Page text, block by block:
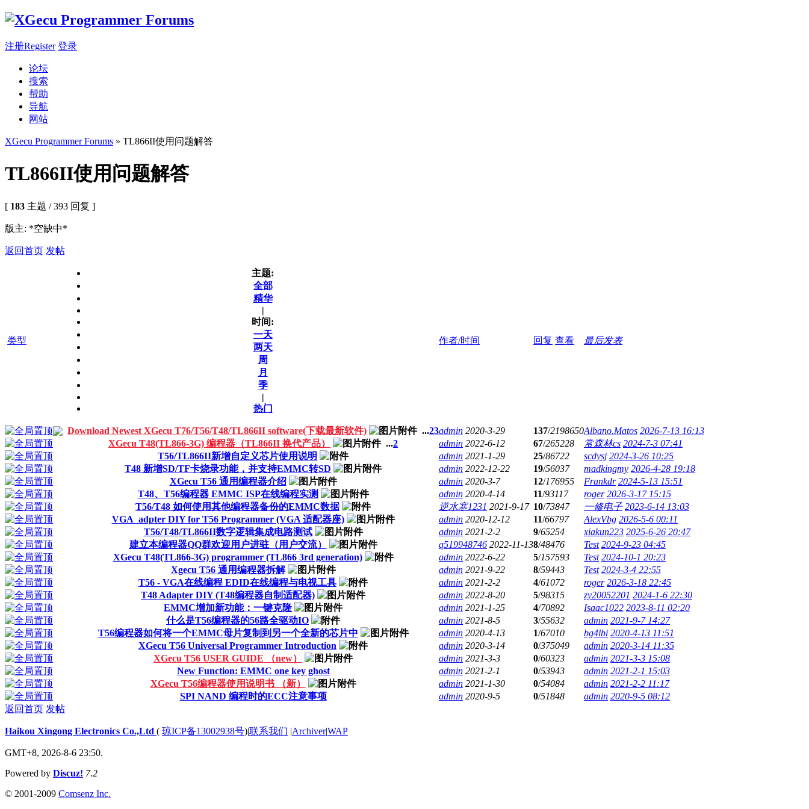
注册Register 登录
论坛
搜索
帮助
导航
网站
XGecu Programmer Forums » TL866II使用问题解答
TL866II使用问题解答
[ 183 主题 / 393 回复 ]
版主: *空缺中*
返回首页 发帖
类型
主题:
全部
精华
|
时间:
一天
两天
周
月
季
|
热门
作者/时间 回复 查看 最后发表
Download Newest XGecu T76/T56/T48/TL866II software(下载最新软件) ...23admin 2020-3-29 137/2198650Albano.Matos 2026-7-13 16:13
XGecu T48(TL866-3G) 编程器（TL866II 换代产品）
...2 admin 2022-6-12 67/265228 常森林cs 2024-7-3 07:41
T56/TL866II新增自定义芯片使用说明
admin 2021-1-29 25/86722 scdysj 2024-3-26 10:25
T48 新增SD/TF卡烧录功能，并支持EMMC转SD
admin 2022-12-22 19/56037 madkingmy 2026-4-28 19:18
XGecu T56 通用编程器介绍
admin 2020-3-7 12/176955 Frankdr 2024-5-13 15:51
T48、T56编程器 EMMC ISP在线编程实测
admin 2020-4-14 11/93117 roger 2026-3-17 15:15
T56/T48 如何使用其他编程器备份的EMMC数据
逆水寒1231 2021-9-17 10/73847 一修电子 2023-6-14 13:03
VGA_adpter DIY for T56 Programmer (VGA 适配器座)
admin 2020-12-12 11/66797 AlexVbg 2026-5-6 00:11
T56/T48/TL866II数字逻辑集成电路测试
admin 2021-2-2 9/65254 xiakun223 2025-6-26 20:47
建立本编程器QQ群欢迎用户进驻（用户交流）
q519948746 2022-11-138/48476 Test 2024-9-23 04:45
XGecu T48(TL866-3G) programmer (TL866 3rd generation)
admin 2022-6-22 5/157593 Test 2024-10-1 20:23
Xgecu T56 通用编程器拆解
admin 2021-9-22 8/59443 Test 2024-3-4 22:55
T56 - VGA在线编程 EDID在线编程与电视工具
admin 2021-2-2 4/61072 roger 2026-3-18 22:45
T48 Adapter DIY (T48编程器自制适配器)
admin 2022-8-20 5/98315 zy20052201 2024-1-6 22:30
EMMC增加新功能：一键克隆
admin 2021-1-25 4/70892 Isaac1022 2023-8-11 02:20
什么是T56编程器的56路全驱动IO
admin 2021-8-5 3/55632 admin 2021-9-7 14:27
T56编程器如何将一个EMMC母片复制到另一个全新的芯片中
admin 2020-4-13 1/67010 bg4lbi 2020-4-13 11:51
XGecu T56 Universal Programmer Introduction
admin 2020-3-14 0/375049 admin 2020-3-14 11:35
XGecu T56 USER GUIDE （new）
admin 2021-3-3 0/60323 admin 2021-3-3 15:08
New Function: EMMC one key ghost
admin 2021-2-1 0/53943 admin 2021-2-1 15:03
XGecu T56编程器使用说明书 （新）
admin 2021-1-30 0/54084 admin 2021-2-2 11:17
SPI NAND 编程时的ECC注意事项
admin 2020-9-5 0/51848 admin 2020-9-5 08:12
返回首页 发帖
Haikou Xingong Electronics Co.,Ltd ( 琼ICP备13002938号)|联系我们 |Archiver|WAP
GMT+8, 2026-8-6 23:50.
Powered by Discuz! 7.2
© 2001-2009 Comsenz Inc.